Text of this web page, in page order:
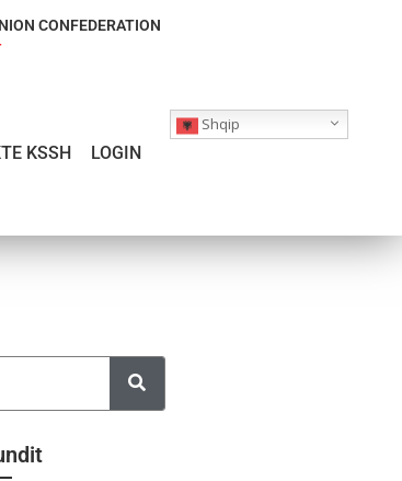
CONFEDERATION
KSSH LOGIN
Shqip